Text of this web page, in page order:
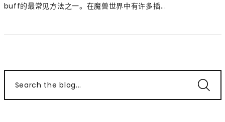
buff的最常见方法之一。在魔兽世界中有许多插...
Search the blog...